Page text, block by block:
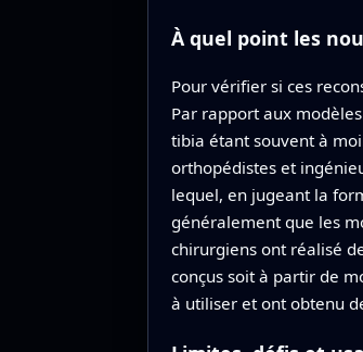
À quel point les
Pour vérifier si ces
Par rapport aux
tibia étant souvent à
orthopédistes et
lequel, en jugeant la
généralement que les
chirurgiens ont réalisé
conçus soit à partir de
à utiliser et ont obtenu